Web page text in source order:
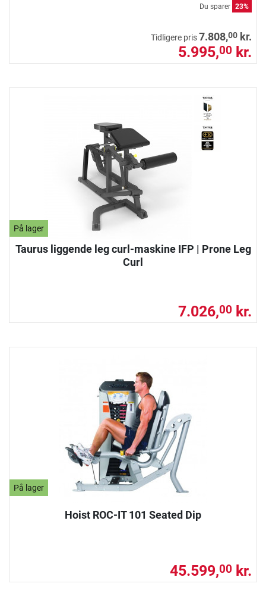
Du sparer 23%
Tidligere pris7.808,00 kr.
5.995,00 kr.
På lager
Taurus liggende leg curl-maskine IFP | Prone Leg
Curl
7.026,00 kr.
På lager
Hoist ROC-IT 101 Seated Dip
45.599,00 kr.